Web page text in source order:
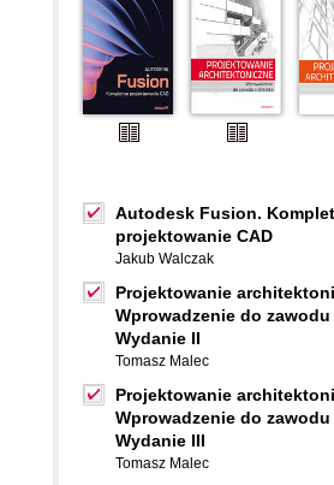
Autodesk Fusion.
projektowanie CAD
Jakub Walczak
Projektowanie
Wprowadzenie do
Wydanie II
Tomasz Malec
Projektowanie
Wprowadzenie do
Wydanie III
Tomasz Malec